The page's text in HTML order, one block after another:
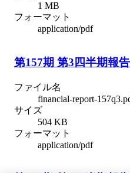
1 MB
フォーマット
application/pdf
第157期 第3四半期報
ファイル名
financial-report-
サイズ
504 KB
フォーマット
application/pdf